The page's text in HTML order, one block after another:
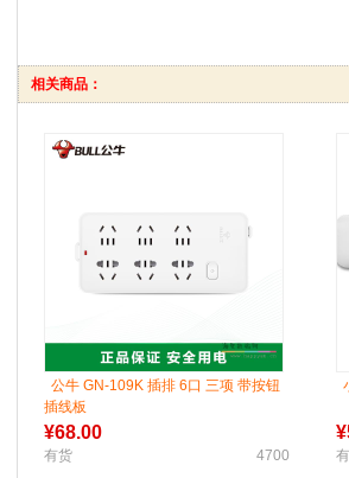
相关商品：
公牛 GN-109K 插排 6口 三项 带按钮
插线板
¥68.00
有货 4700
¥